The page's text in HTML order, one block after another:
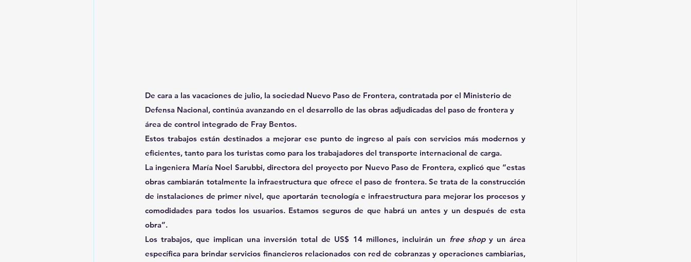
De cara a las vacaciones de julio, la sociedad Nuevo Paso de Frontera, contratada por el Ministerio de
Defensa Nacional, continúa avanzando en el desarrollo de las obras adjudicadas del paso de frontera y
área de control integrado de Fray Bentos.
Estos trabajos están destinados a mejorar ese punto de ingreso al país con servicios más modernos y
eficientes, tanto para los turistas como para los trabajadores del transporte internacional de carga.
La ingeniera María Noel Sarubbi, directora del proyecto por Nuevo Paso de Frontera, explicó que “estas
obras cambiarán totalmente la infraestructura que ofrece el paso de frontera. Se trata de la construcción
de instalaciones de primer nivel, que aportarán tecnología e infraestructura para mejorar los procesos y
comodidades para todos los usuarios. Estamos seguros de que habrá un antes y un después de esta
obra”.
Los trabajos, que implican una inversión total de US$ 14 millones, incluirán un free shop y un área
específica para brindar servicios financieros relacionados con red de cobranzas y operaciones cambiarias,